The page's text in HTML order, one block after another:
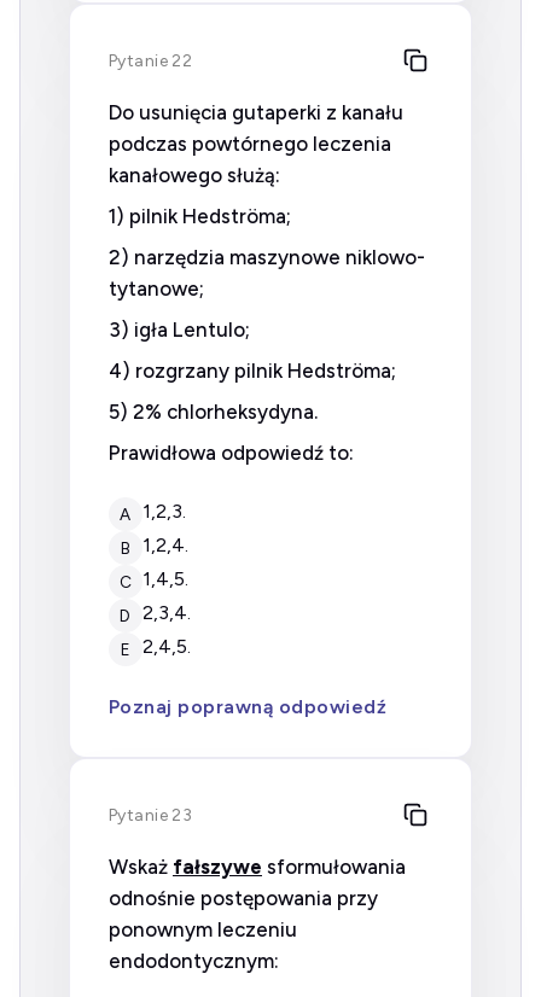
Pytanie 22
Do usunięcia gutaperki z kanału
podczas powtórnego leczenia
kanałowego służą:
1) pilnik Hedströma;
2) narzędzia maszynowe niklowo-
tytanowe;
3) igła Lentulo;
4) rozgrzany pilnik Hedströma;
5) 2% chlorheksydyna.
Prawidłowa odpowiedź to:
A 1,2,3.
B 1,2,4.
C 1,4,5.
D 2,3,4.
E 2,4,5.
Poznaj poprawną odpowiedź
Pytanie 23
Wskaż fałszywe sformułowania
odnośnie postępowania przy
ponownym leczeniu
endodontycznym: